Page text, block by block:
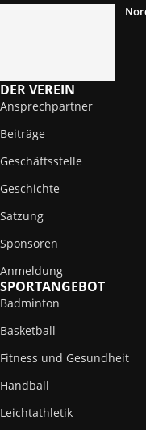
DER VEREIN
Ansprechpartner
Beiträge
Geschäftsstelle
Geschichte
Satzung
Sponsoren
Anmeldung
SPORTANGEBOT
Badminton
Basketball
Fitness und Gesundheit
Handball
Leichtathletik